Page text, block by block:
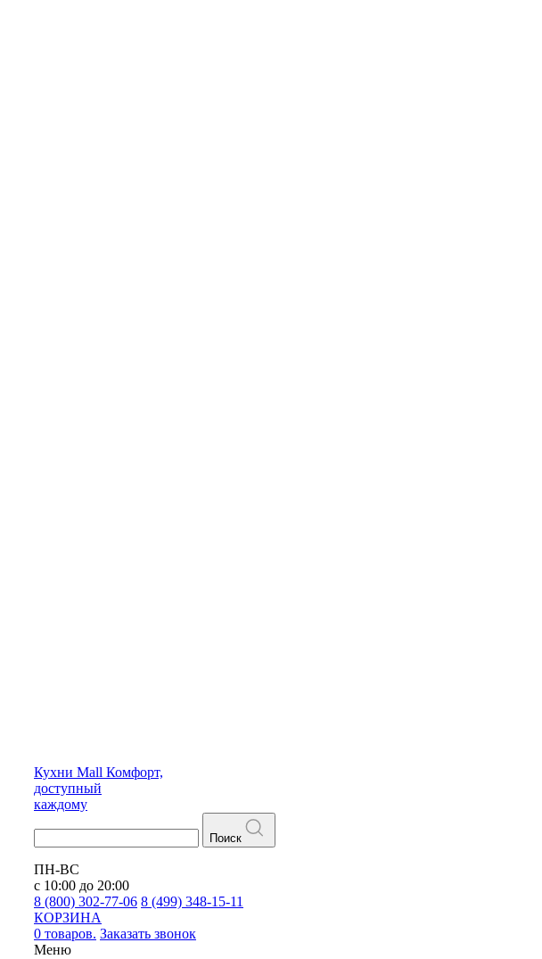
Кухни Mall Комфорт,
доступный
каждому
Поиск
ПН-ВС
с 10:00 до 20:00
8 (800) 302-77-06 8 (499) 348-15-11
КОРЗИНА
0 товаров. Заказать звонок
Меню